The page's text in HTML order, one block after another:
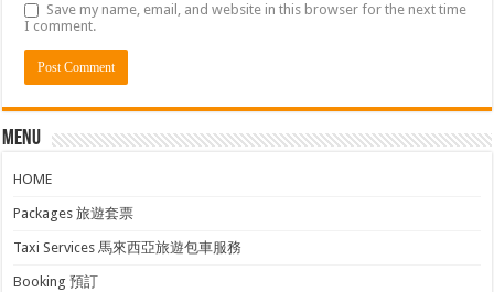
Save my name, email, and website in this browser for the next time
I comment.
Menu
HOME
Packages 旅遊套票
Taxi Services 馬來西亞旅遊包車服務
Booking 預訂